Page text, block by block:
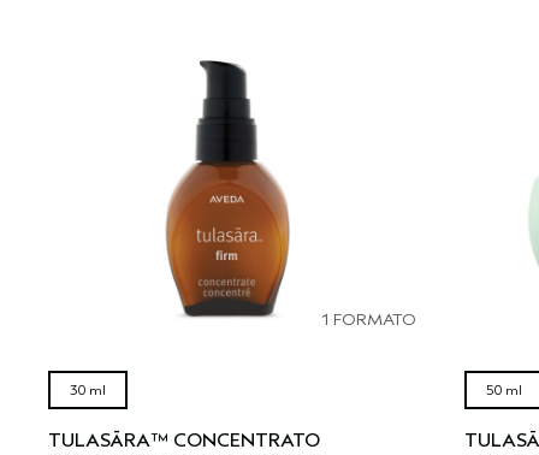
1 FORMATO
30 ml
TULASĀRA™ CONCENTRATO
50 ml